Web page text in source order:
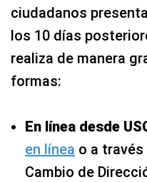
ciudadanos
los 10 días
realiza de manera
formas:
En línea desde
en línea o a
Cambio de